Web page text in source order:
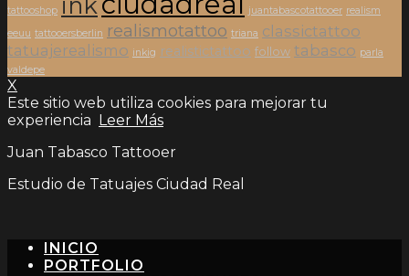
tattooshop juantabascotattooer realism
eeuu tattooersberlin realismotattoo triana classictattoo
tatuajerealismo inkig realistictattoo follow tabasco parla
valdepe
X
Este sitio web utiliza cookies para mejorar tu
experiencia Leer Más
Juan Tabasco Tattooer
Estudio de Tatuajes Ciudad Real
INICIO
PORTFOLIO